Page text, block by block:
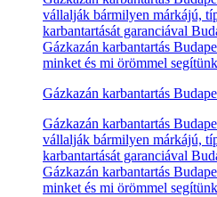
vállalják bármilyen márkájú,
karbantartását garanciával
Gázkazán karbantartás
minket és mi örömmel segítünk
Gázkazán karbantartás
Gázkazán karbantartás
vállalják bármilyen márkájú,
karbantartását garanciával
Gázkazán karbantartás
minket és mi örömmel segítünk